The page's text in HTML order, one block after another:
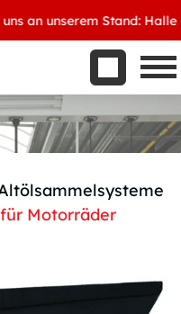
an unserem Stand: Halle
werden
Motorräder